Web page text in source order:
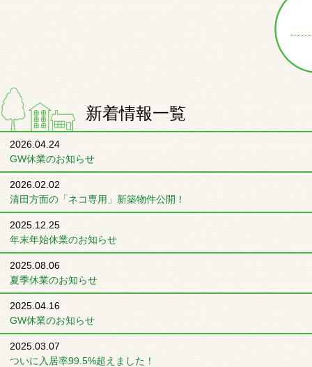
新着情報一覧
2026.04.24
GW休業のお知らせ
2026.02.02
清田方面の「ネコ専用」新築物件公開！
2025.12.25
年末年始休業のお知らせ
2025.08.06
夏季休業のお知らせ
2025.04.16
GW休業のお知らせ
2025.03.07
ついに入居率99.5%超えました！